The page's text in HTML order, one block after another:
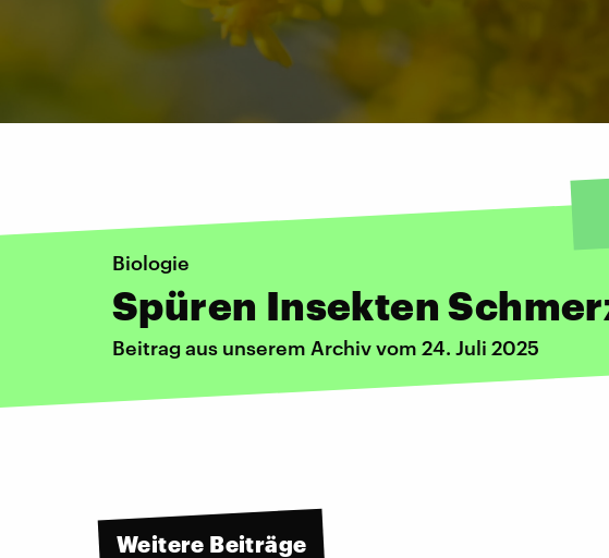
Biologie
Spüren Insekten
Beitrag aus unserem Archiv vom 24. Juli 2025
Weitere Beiträge